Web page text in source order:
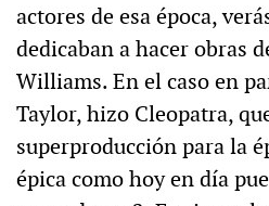
actores de esa época,
dedicaban a hacer obras
Williams. En el caso en
Taylor, hizo Cleopatra,
superproducción para la
épica como hoy en día